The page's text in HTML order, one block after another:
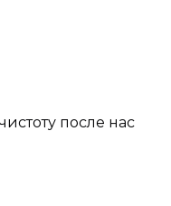
после нас